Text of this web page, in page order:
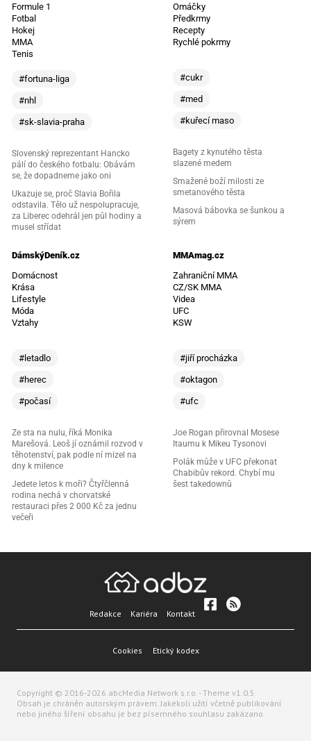
Formule 1
Fotbal
Hokej
MMA
Tenis
#fortuna-liga
#nhl
#sk-slavia-praha
Slovenský reprezentant Hancko
pálí do českého fotbalu: Obávám
se, že dopadneme jako oni
Ukazuje se, proč Slavia Bořila
odstavila. Tělo už nespolupracuje,
za Liberec odehrál jen půl hodiny a
musel střídat
Omáčky
Předkrmy
Recepty
Rychlé pokrmy
#cukr
#med
#kuřecí maso
Bagety z kynutého těsta
slazené medem
Smažené boží milosti ze
smetanového těsta
Masová bábovka se šunkou a
sýrem
DámskýDeník.cz
Domácnost
Krása
Lifestyle
Móda
Vztahy
#letadlo
#herec
#počasí
Ze sta na nulu, říká Monika
Marešová. Leoš jí oznámil rozvod v
těhotenství, pak podle ní mizel na
dny k milence
Jedete letos k moři? Čtyřčlenná
rodina nechá v chorvatské
restauraci přes 2 000 Kč za jednu
večeři
MMAmag.cz
Zahraniční MMA
CZ/SK MMA
Videa
UFC
KSW
#jiří procházka
#oktagon
#ufc
Joe Rogan přirovnal Mosese
Itaumu k Mikeu Tysonovi
Polák může v UFC překonat
Chabibův rekord. Chybí mu
šest takedownů
Redakce Kariéra Kontakt
Cookies Etický kodex
Copyright © 2016-2026 abcMedia Network s.r.o. - Theme v1.0.5
Obsah je chráněn autorským právem. Jakékoli užití včetně publikování
nebo jiného šíření obsahu je bez písemného souhlasu zakázano.